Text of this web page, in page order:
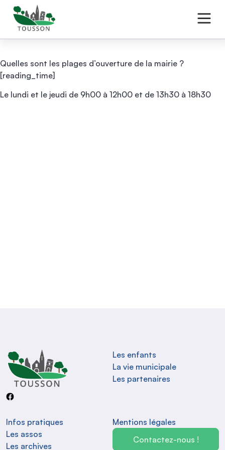
Quelles sont les plages d’ouverture de la mairie ?
[reading_time]
Le lundi et le jeudi de 9h00 à 12h00 et de 13h30 à 18h30
Les enfants
La vie municipale
Les partenaires
Infos pratiques
Les assos
Les archives
Mentions légales
Contactez-nous !